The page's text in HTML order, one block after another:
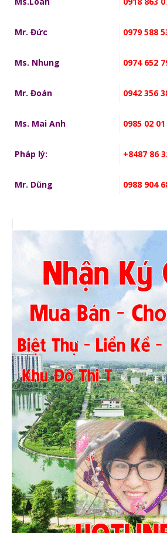
Mr. Đức 0979 588
Ms. Nhung 0974 652
Mr. Đoán 0942 356
Ms. Mai Anh 0985 02
Pháp lý: +8487 86
Mr. Dũng 0988 904